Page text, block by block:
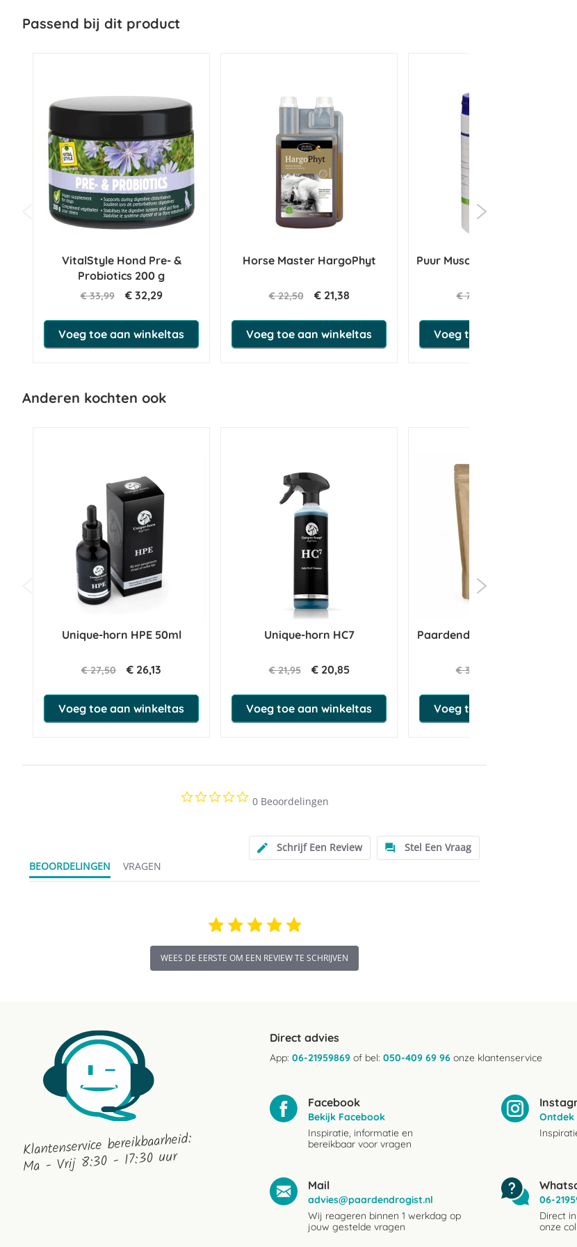
Passend bij dit product
VitalStyle Hond Pre- &
Probiotics 200 g
€ 33,99 € 32,29
Voeg toe aan winkeltas
Horse Master HargoPhyt
€ 22,50 € 21,38
Voeg toe aan winkeltas
Puur Muscle Mass Paard 500 g
€ 77,90
Voeg toe aan winkeltas
Anderen kochten ook
Unique-horn HPE 50ml
€ 27,50 € 26,13
Voeg toe aan winkeltas
Unique-horn HC7
€ 21,95 € 20,85
Voeg toe aan winkeltas
Paardendrogist Luchtweg Mix
€ 37,95
Voeg toe aan winkeltas
0.0
star
0 Beoordelingen
Schrijf Een Review
Stel Een Vraag
BEOORDELINGEN
VRAGEN
WEES DE EERSTE OM EEN REVIEW TE SCHRIJVEN
Klantenservice bereikbaarheid:
Ma - Vrij 8:30 - 17:30 uur
Direct advies
App: 06-21959869 of bel: 050-409 69 96 onze klantenservice
Facebook
Bekijk Facebook
Inspiratie, informatie en
bereikbaar voor vragen
Ontdek
Mail
advies@paardendrogist.nl
Wij reageren binnen 1 werkdag op
jouw gestelde vragen
06-
Direct
onze